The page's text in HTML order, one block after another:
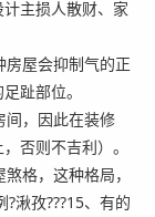
主损人散财、家
屋会抑制气的正
趾部位。
间，因此在装修
否则不吉利）。
格，这种格局，
湫孜???15、有的